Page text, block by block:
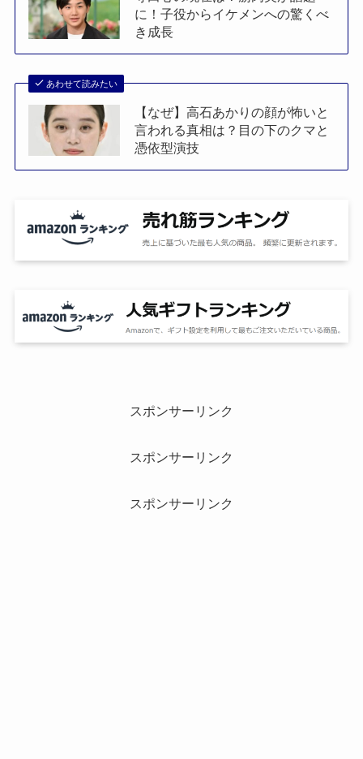
に！子役からイケメンへの驚くべ
き成長
あわせて読みたい
【なぜ】高石あかりの顔が怖いと
言われる真相は？目の下のクマと
憑依型演技
スポンサーリンク
スポンサーリンク
スポンサーリンク